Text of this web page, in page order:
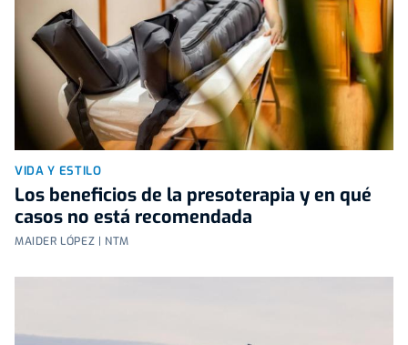
VIDA Y ESTILO
Los beneficios de la presoterapia y en qué
casos no está recomendada
MAIDER LÓPEZ | NTM